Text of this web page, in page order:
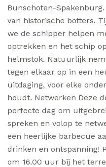
Bunschoten-
van historische botters.
we de schipper helpen
optrekken en het schip
helmstok. Natuurlijk
tegen elkaar op in een
uitdaging, voor elke
houdt. Netwerken Deze
perfecte dag om
spreken en volop te
een heerlijke barbecue
drinken en ontspanning!
om 16.00 uur bij het